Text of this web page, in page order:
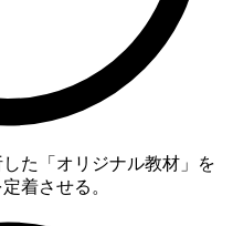
た「オリジナル教材」
を
着させる。